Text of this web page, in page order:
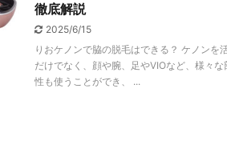
徹底解説
2025/6/15
りおケノンで脇の脱毛はできる？ ケノンを
だけでなく、顔や腕、足やVIOなど、様々
性も使うことができ、 ...